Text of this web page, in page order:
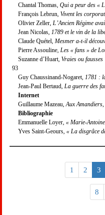
Chantal Thomas, Qui a peur des «
François Lebrun, Vivent les
Olivier Zeller, L’Ancien Régime
Jean Nicolas, 1789 et le vin de la
Claude Quétel, Mesmer a-t-il
Pierre Assouline, Les « fans » de
Suzanne d’Huart, Vraies ou
93
Guy Chaussinand-Nogaret, 1781 :
Jean-Paul Bertaud, La guerre des
Internet
Guillaume Mazeau, Aux
Bibliographie
Emmanuelle Loyer, « Marie-
Yves Saint-Geours, « La disgrâce
1 2 3
8